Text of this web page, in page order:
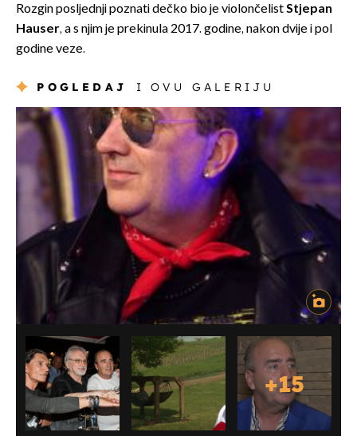
Rozgin posljednji poznati dečko bio je violončelistStjepan
Hauser, a s njim je prekinula 2017. godine, nakon dvije i pol
godine veze.
POGLEDAJ I OVU GALERIJU
+15